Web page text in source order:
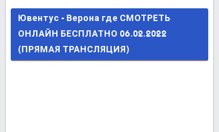
Ювентус - Верона где СМОТРЕТЬ ОНЛАЙН
БЕСПЛАТНО 06.02.2022 (ПРЯМАЯ
ТРАНСЛЯЦИЯ)
Последние сообщения
Ювентус - Верона где СМОТРЕТЬ
ОНЛАЙН БЕСПЛАТНО 06.02.2022
(ПРЯМАЯ ТРАНСЛЯЦИЯ)